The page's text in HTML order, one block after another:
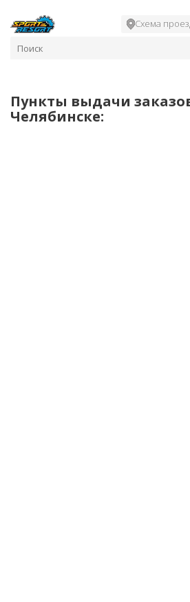
Схема
Пункты выдачи
Челябинске: